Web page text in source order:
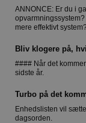
ANNONCE: Er du i
mere effektivt
Bliv klogere på,
#### Når det
sidste år.
Turbo på det
Enhedslisten vil
dagsorden.